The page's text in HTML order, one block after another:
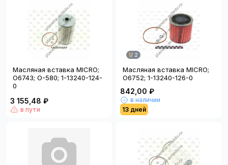
Масляная вставка MICRO;
O6743; O-580; 1-13240-124-
0
3 155,48 ₽
в пути
1/ 2
Масляная вставка MICRO;
O6752; 1-13240-126-0
842,00 ₽
в наличии
13 дней